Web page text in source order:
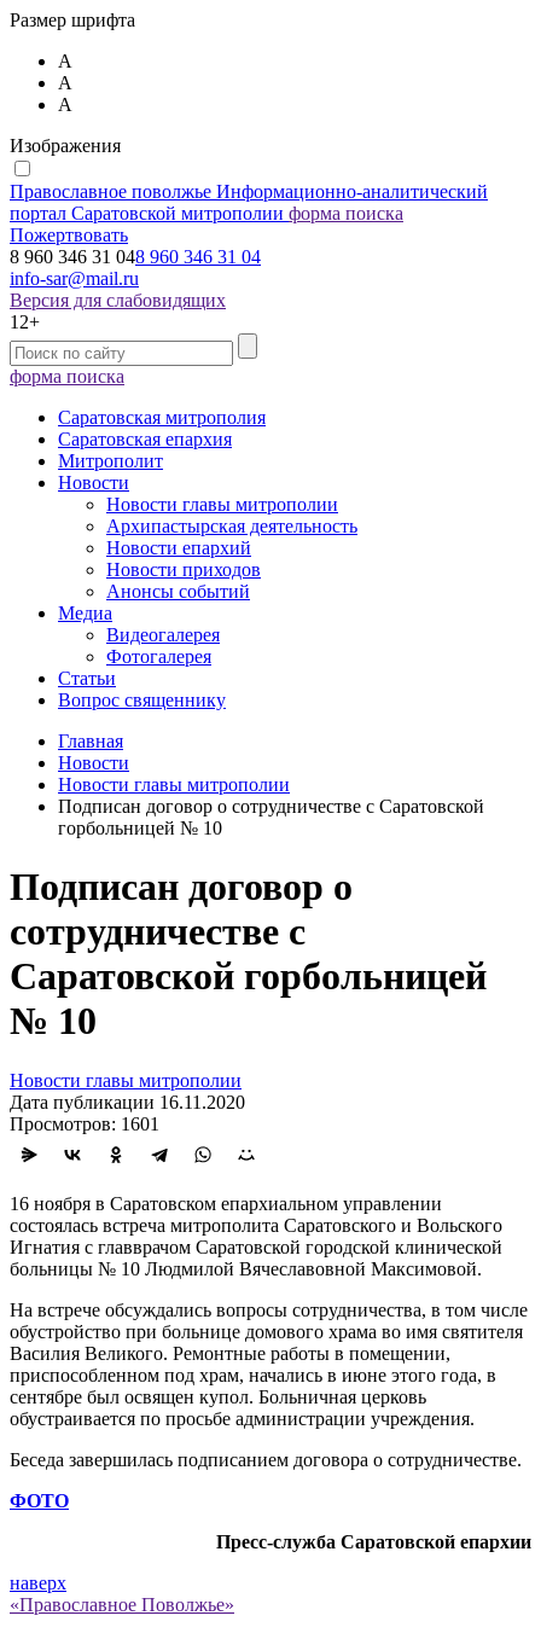
Размер шрифта
А
А
А
Изображения
Православное поволжье Информационно-аналитический
портал Саратовской митрополии форма поиска
Пожертвовать
8 960 346 31 048 960 346 31 04
info-sar@mail.ru
Версия для слабовидящих
12+
форма поиска
Саратовская митрополия
Саратовская епархия
Митрополит
Новости
Новости главы митрополии
Архипастырская деятельность
Новости епархий
Новости приходов
Анонсы событий
Медиа
Видеогалерея
Фотогалерея
Статьи
Вопрос священнику
Главная
Новости
Новости главы митрополии
Подписан договор о сотрудничестве с Саратовской
горбольницей № 10
Подписан договор о
сотрудничестве с
Саратовской горбольницей
№ 10
Новости главы митрополии
Дата публикации 16.11.2020
Просмотров: 1601
16 ноября в Саратовском епархиальном управлении
состоялась встреча митрополита Саратовского и Вольского
Игнатия с главврачом Саратовской городской клинической
больницы № 10 Людмилой Вячеславовной Максимовой.
На встрече обсуждались вопросы сотрудничества, в том числе
обустройство при больнице домового храма во имя святителя
Василия Великого. Ремонтные работы в помещении,
приспособленном под храм, начались в июне этого года, в
сентябре был освящен купол. Больничная церковь
обустраивается по просьбе администрации учреждения.
Беседа завершилась подписанием договора о сотрудничестве.
ФОТО
Пресс-служба Саратовской епархии
наверх
«Православное Поволжье»